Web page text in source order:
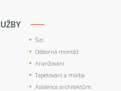
Šití
Odborná montáž
Aranžování
Tapetování a malba
Asistence architektům